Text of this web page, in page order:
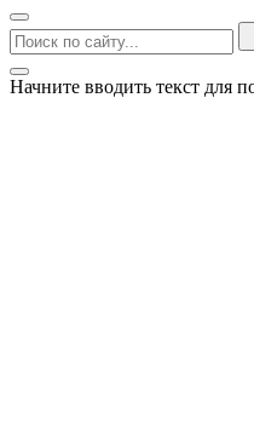
Начните вводить текст для